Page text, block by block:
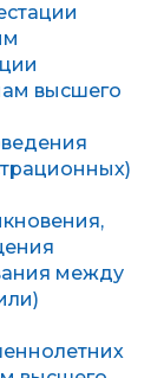
высшего
между